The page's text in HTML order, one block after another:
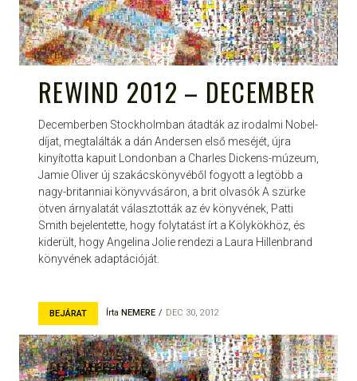
REWIND 2012 – DECEMBER
Decemberben Stockholmban átadták az irodalmi Nobel-
díjat, megtalálták a dán Andersen első meséjét, újra
kinyította kapuit Londonban a Charles Dickens-múzeum,
Jamie Oliver új szakácskönyvéből fogyott a legtöbb a
nagy-britanniai könyvvásáron, a brit olvasók A szürke
ötven árnyalatát választották az év könyvének, Patti
Smith bejelentette, hogy folytatást írt a Kölykökhöz, és
kiderült, hogy Angelina Jolie rendezi a Laura Hillenbrand
könyvének adaptációját.
BEJÁRAT Írta NEMERE DEC 30, 2012